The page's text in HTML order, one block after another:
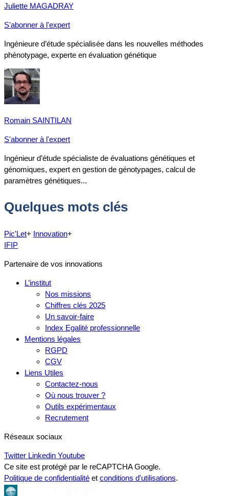
Juliette MAGADRAY
S'abonner à l'expert
Ingénieure d’étude spécialisée dans les nouvelles méthodes
phénotypage, experte en évaluation génétique
Romain SAINTILAN
S'abonner à l'expert
Ingénieur d’étude spécialiste de évaluations génétiques et
génomiques, expert en gestion de génotypages, calcul de
paramètres génétiques...
Quelques mots clés
Pic'Let+ Innovation+
IFIP
Partenaire de vos innovations
L’institut
Nos missions
Chiffres clés 2025
Un savoir-faire
Index Egalité professionnelle
Mentions légales
RGPD
CGV
Liens Utiles
Contactez-nous
Où nous trouver ?
Outils expérimentaux
Recrutement
Réseaux sociaux
Twitter Linkedin Youtube
Ce site est protégé par le reCAPTCHA Google.
Politique de confidentialité et conditions d'utilisations.